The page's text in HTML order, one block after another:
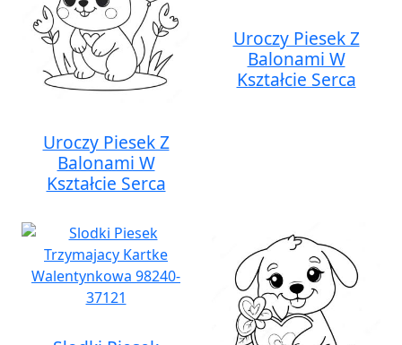
Uroczy Piesek Z
Balonami W
Kształcie Serca
Uroczy Piesek Z
Balonami W
Kształcie Serca